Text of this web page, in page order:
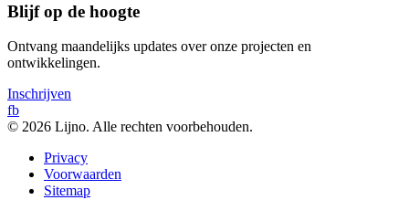
Blijf op de hoogte
Ontvang maandelijks updates over onze projecten en
ontwikkelingen.
Inschrijven
fb
© 2026 Lijno. Alle rechten voorbehouden.
Privacy
Voorwaarden
Sitemap